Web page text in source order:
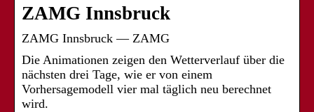
ZAMG Innsbruck
ZAMG Innsbruck — ZAMG
Die Animationen zeigen den Wetterverlauf über die
nächsten drei Tage, wie er von einem
Vorhersagemodell vier mal täglich neu berechnet
wird.